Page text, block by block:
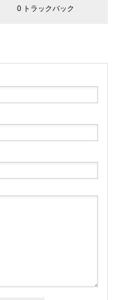
0 トラックバック